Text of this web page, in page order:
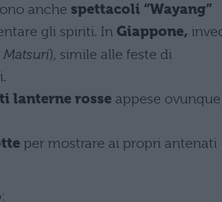
anche spettacoli “Wayang”
gli spiriti. In Giappone,
), simile alle feste di
lanterne rosse appese
per mostrare ai propri antenati